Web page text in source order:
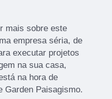
mais sobre este
empresa séria, de
executar projetos
na sua casa,
na hora de
Garden Paisagismo.